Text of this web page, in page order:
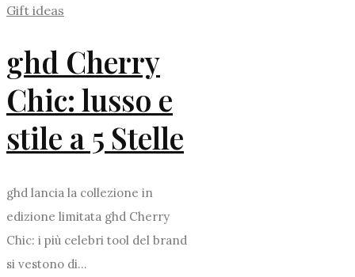
Gift ideas
ghd Cherry
Chic: lusso e
stile a 5 Stelle
ghd lancia la collezione in
edizione limitata ghd Cherry
Chic: i più celebri tool del brand
si vestono di...